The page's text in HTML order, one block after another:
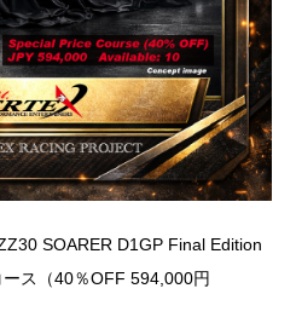
SOARER D1GP Final Edition
ス（40％OFF 594,000円